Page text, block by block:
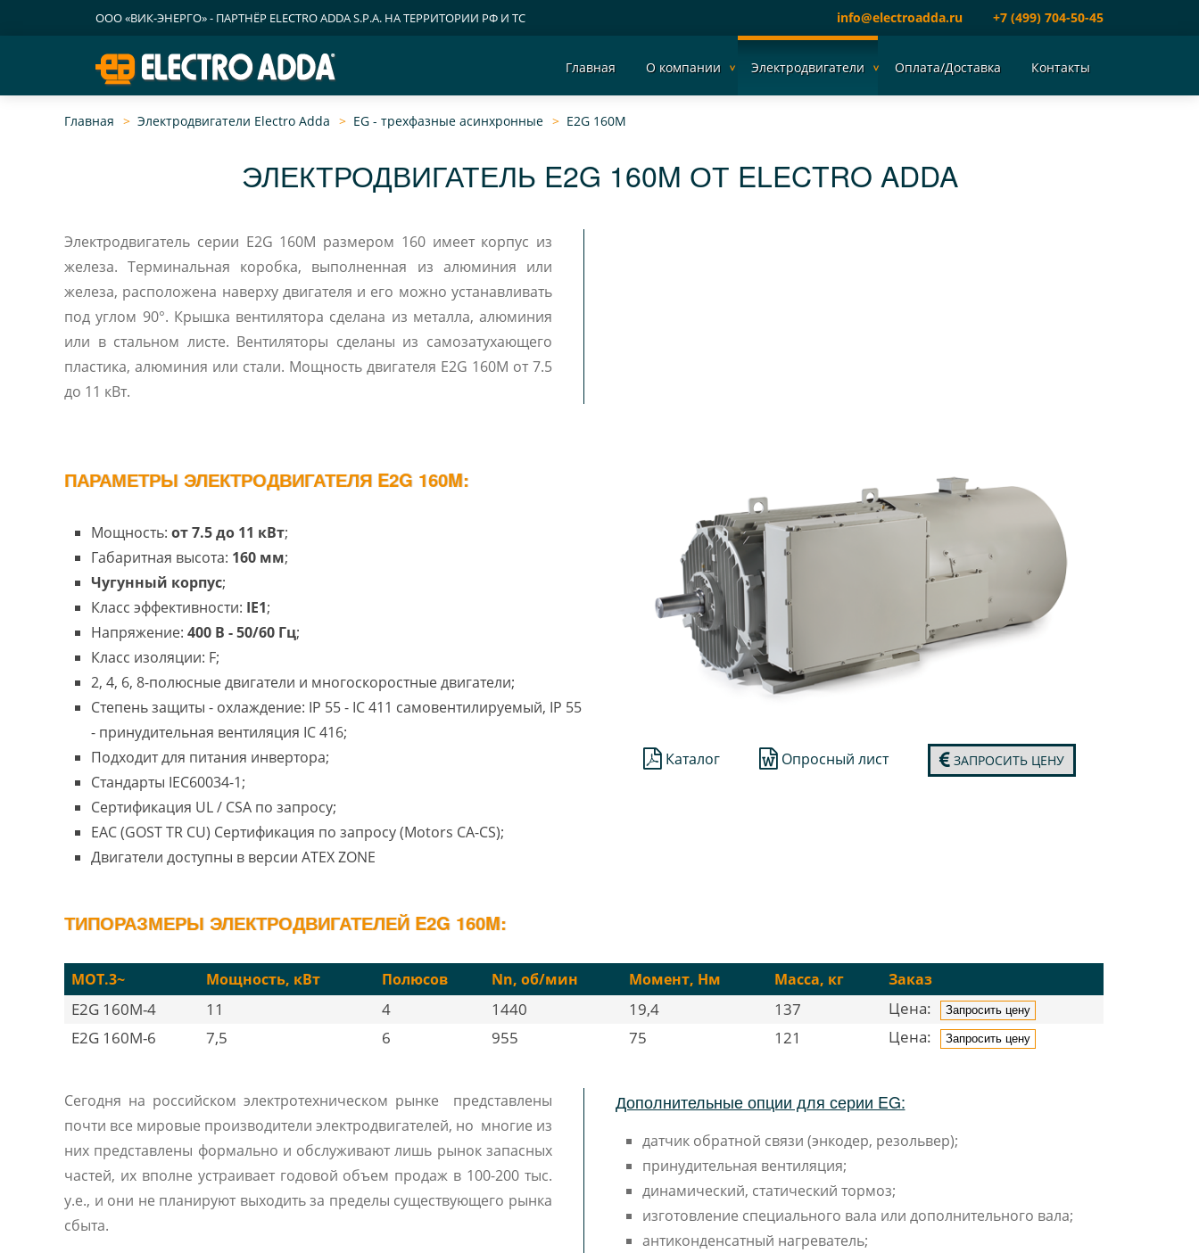
ООО «ВИК-ЭНЕРГО» - ПАРТНЁР ELECTRO ADDA S.P.A. НА ТЕРРИТОРИИ РФ И ТС info@electroadda.ru +7 (499) 704-50-45
Главная О компании Электродвигатели Оплата/Доставка Контакты
Главная Электродвигатели Electro Adda EG - трехфазные асинхронные E2G 160M
ЭЛЕКТРОДВИГАТЕЛЬ E2G 160M ОТ ELECTRO ADDA
Электродвигатель серии E2G 160M размером 160 имеет корпус из
железа. Терминальная коробка, выполненная из алюминия или
железа, расположена наверху двигателя и его можно устанавливать
под углом 90°. Крышка вентилятора сделана из металла, алюминия
или в стальном листе. Вентиляторы сделаны из самозатухающего
пластика, алюминия или стали. Мощность двигателя E2G 160M от 7.5
до 11 кВт.
ПАРАМЕТРЫ ЭЛЕКТРОДВИГАТЕЛЯ E2G 160M:
Мощность: от 7.5 до 11 кВт;
Габаритная высота: 160 мм;
Чугунный корпус;
Класс эффективности: IE1;
Напряжение: 400 В - 50/60 Гц;
Класс изоляции: F;
2, 4, 6, 8-полюсные двигатели и многоскоростные двигатели;
Степень защиты - охлаждение: IP 55 - IC 411 самовентилируемый, IP 55
- принудительная вентиляция IC 416;
Подходит для питания инвертора;
Стандарты IEC60034-1;
Сертификация UL / CSA по запросу;
EAC (GOST TR CU) Сертификация по запросу (Motors CA-CS);
Двигатели доступны в версии ATEX ZONE
Каталог Опросный лист ЗАПРОСИТЬ ЦЕНУ
ТИПОРАЗМЕРЫ ЭЛЕКТРОДВИГАТЕЛЕЙ E2G 160M:
MOT.3~ Мощность, кВт Полюсов Nn, об/мин Момент, Нм Масса, кг Заказ
E2G 160M-4 11 4 1440 19,4 137 Цена: Запросить цену
E2G 160M-6 7,5 6 955 75 121 Цена: Запросить цену
Сегодня на российском электротехническом рынке представлены
почти все мировые производители электродвигателей, но многие из
них представлены формально и обслуживают лишь рынок запасных
частей, их вполне устраивает годовой объем продаж в 100-200 тыс.
у.е., и они не планируют выходить за пределы существующего рынка
сбыта.
Дополнительные опции для серии EG:
датчик обратной связи (энкодер, резольвер);
принудительная вентиляция;
динамический, статический тормоз;
изготовление специального вала или дополнительного вала;
антиконденсатный нагреватель;